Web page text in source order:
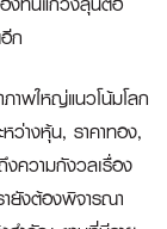
ก
าพใหญ่แนวโน้มโลก
ว่างหุ้น, ราคาทอง,
ความกังวลเรื่อง
ยังต้องพิจารณา